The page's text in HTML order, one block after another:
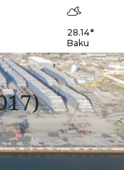
28.14°
Baku